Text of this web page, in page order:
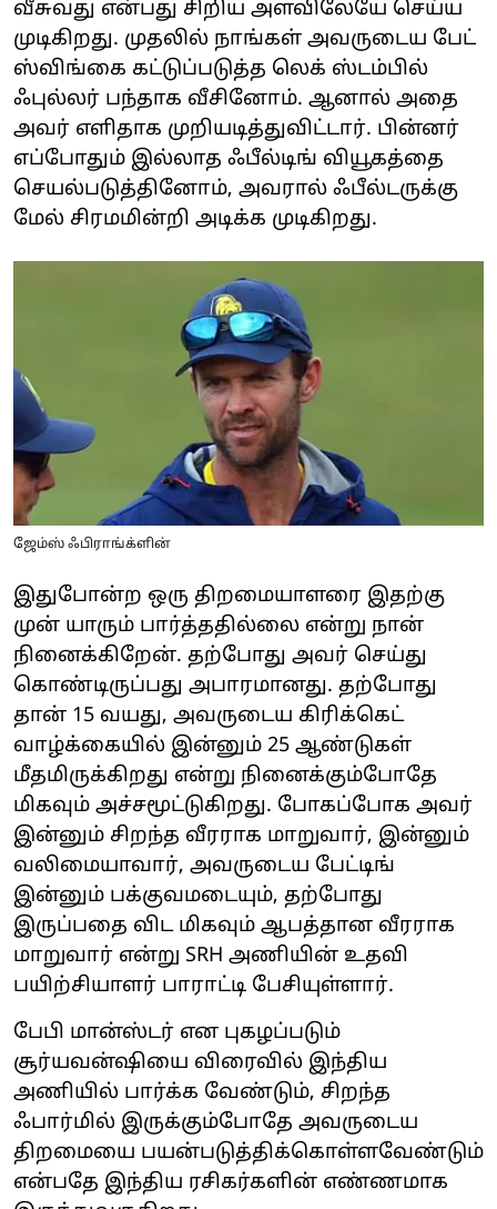
வீசுவது என்பது சிறிய அளவிலேயே செய்ய
முடிகிறது. முதலில் நாங்கள் அவருடைய பேட்
ஸ்விங்கை கட்டுப்படுத்த லெக் ஸ்டம்பில்
ஃபுல்லர் பந்தாக வீசினோம். ஆனால் அதை
அவர் எளிதாக முறியடித்துவிட்டார். பின்னர்
எப்போதும் இல்லாத ஃபீல்டிங் வியூகத்தை
செயல்படுத்தினோம், அவரால் ஃபீல்டருக்கு
மேல் சிரமமின்றி அடிக்க முடிகிறது.
ஜேம்ஸ் ஃபிராங்க்ளின்
இதுபோன்ற ஒரு திறமையாளரை இதற்கு
முன் யாரும் பார்த்ததில்லை என்று நான்
நினைக்கிறேன். தற்போது அவர் செய்து
கொண்டிருப்பது அபாரமானது. தற்போது
தான் 15 வயது, அவருடைய கிரிக்கெட்
வாழ்க்கையில் இன்னும் 25 ஆண்டுகள்
மீதமிருக்கிறது என்று நினைக்கும்போதே
மிகவும் அச்சமூட்டுகிறது. போகப்போக அவர்
இன்னும் சிறந்த வீரராக மாறுவார், இன்னும்
வலிமையாவார், அவருடைய பேட்டிங்
இன்னும் பக்குவமடையும், தற்போது
இருப்பதை விட மிகவும் ஆபத்தான வீரராக
மாறுவார் என்று SRH அணியின் உதவி
பயிற்சியாளர் பாராட்டி பேசியுள்ளார்.
பேபி மான்ஸ்டர் என புகழப்படும்
சூர்யவன்ஷியை விரைவில் இந்திய
அணியில் பார்க்க வேண்டும், சிறந்த
ஃபார்மில் இருக்கும்போதே அவருடைய
திறமையை பயன்படுத்திக்கொள்ளவேண்டும்
என்பதே இந்திய ரசிகர்களின் எண்ணமாக